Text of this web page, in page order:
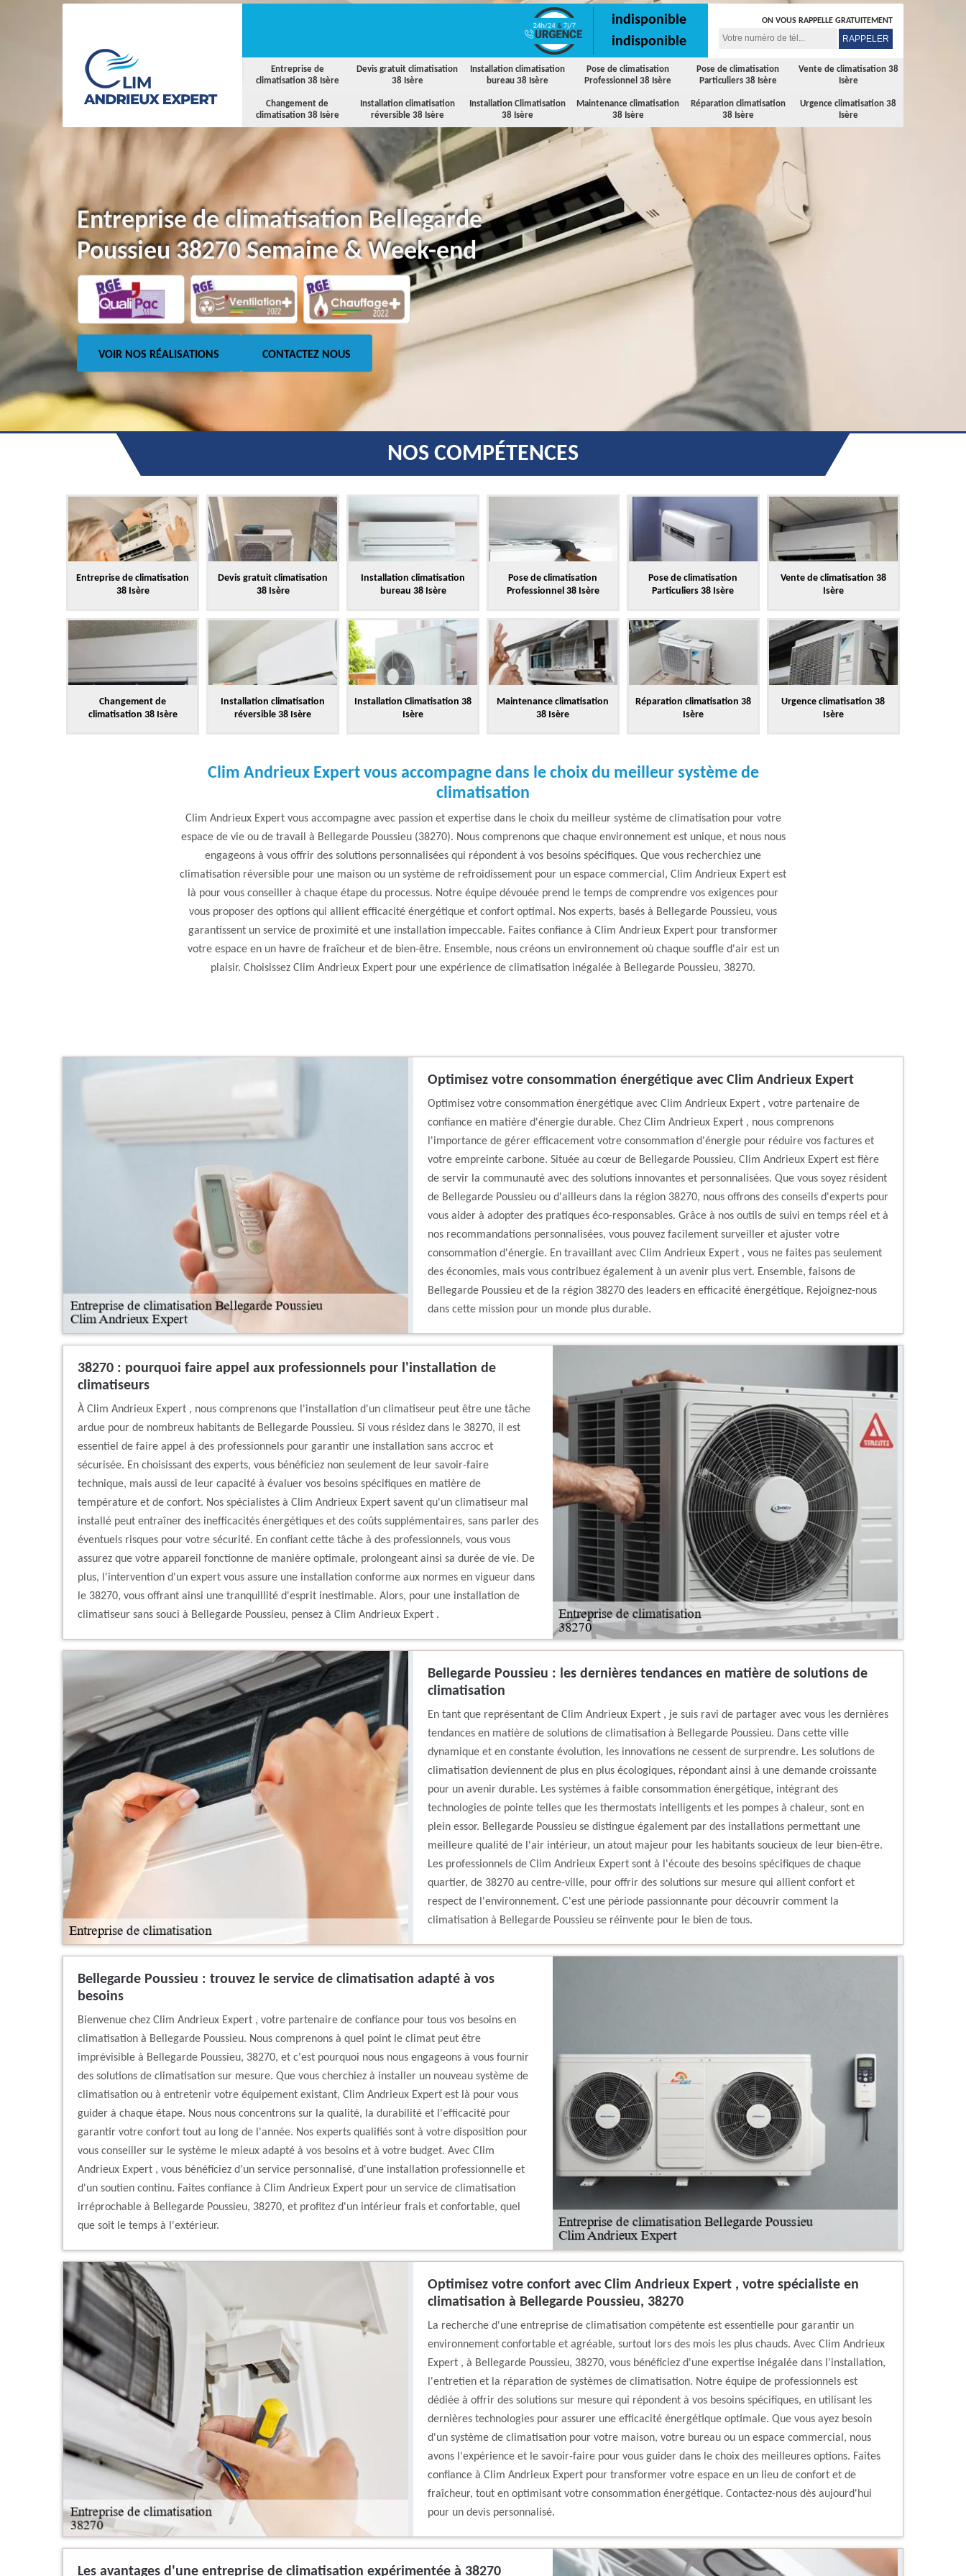
Entreprise de
climatisation 38 Isère
Devis gratuit climatisation
38 Isère
Installation climatisation
bureau 38 Isère
Pose de climatisation
Professionnel 38 Isère
Pose de climatisation
Particuliers 38 Isère
Vente de climatisation 38
Isère
Changement de
climatisation 38 Isère
Installation climatisation
réversible 38 Isère
Installation Climatisation
38 Isère
Maintenance climatisation
38 Isère
Réparation climatisation
38 Isère
Urgence climatisation 38
Isère
indisponible
indisponible
ON VOUS RAPPELLE GRATUITEMENT
Entreprise de climatisation Bellegarde
Poussieu 38270 Semaine & Week-end
VOIR NOS RÉALISATIONS CONTACTEZ NOUS
NOS COMPÉTENCES
Entreprise de climatisation
38 Isère
Devis gratuit climatisation
38 Isère
Installation climatisation
bureau 38 Isère
Pose de climatisation
Professionnel 38 Isère
Pose de climatisation
Particuliers 38 Isère
Vente de climatisation 38
Isère
Changement de
climatisation 38 Isère
Installation climatisation
réversible 38 Isère
Installation Climatisation 38
Isère
Maintenance climatisation
38 Isère
Réparation climatisation 38
Isère
Urgence climatisation 38
Isère
Clim Andrieux Expert vous accompagne dans le choix du meilleur système de
climatisation
Clim Andrieux Expert vous accompagne avec passion et expertise dans le choix du meilleur système de climatisation pour votre
espace de vie ou de travail à Bellegarde Poussieu (38270). Nous comprenons que chaque environnement est unique, et nous nous
engageons à vous offrir des solutions personnalisées qui répondent à vos besoins spécifiques. Que vous recherchiez une
climatisation réversible pour une maison ou un système de refroidissement pour un espace commercial, Clim Andrieux Expert est
là pour vous conseiller à chaque étape du processus. Notre équipe dévouée prend le temps de comprendre vos exigences pour
vous proposer des options qui allient efficacité énergétique et confort optimal. Nos experts, basés à Bellegarde Poussieu, vous
garantissent un service de proximité et une installation impeccable. Faites confiance à Clim Andrieux Expert pour transformer
votre espace en un havre de fraîcheur et de bien-être. Ensemble, nous créons un environnement où chaque souffle d'air est un
plaisir. Choisissez Clim Andrieux Expert pour une expérience de climatisation inégalée à Bellegarde Poussieu, 38270.
Optimisez votre consommation énergétique avec Clim Andrieux Expert
Optimisez votre consommation énergétique avec Clim Andrieux Expert , votre partenaire de
confiance en matière d'énergie durable. Chez Clim Andrieux Expert , nous comprenons
l'importance de gérer efficacement votre consommation d'énergie pour réduire vos factures et
votre empreinte carbone. Située au cœur de Bellegarde Poussieu, Clim Andrieux Expert est fière
de servir la communauté avec des solutions innovantes et personnalisées. Que vous soyez résident
de Bellegarde Poussieu ou d'ailleurs dans la région 38270, nous offrons des conseils d'experts pour
vous aider à adopter des pratiques éco-responsables. Grâce à nos outils de suivi en temps réel et à
nos recommandations personnalisées, vous pouvez facilement surveiller et ajuster votre
consommation d'énergie. En travaillant avec Clim Andrieux Expert , vous ne faites pas seulement
des économies, mais vous contribuez également à un avenir plus vert. Ensemble, faisons de
Bellegarde Poussieu et de la région 38270 des leaders en efficacité énergétique. Rejoignez-nous
dans cette mission pour un monde plus durable.
38270 : pourquoi faire appel aux professionnels pour l'installation de
climatiseurs
À Clim Andrieux Expert , nous comprenons que l'installation d'un climatiseur peut être une tâche
ardue pour de nombreux habitants de Bellegarde Poussieu. Si vous résidez dans le 38270, il est
essentiel de faire appel à des professionnels pour garantir une installation sans accroc et
sécurisée. En choisissant des experts, vous bénéficiez non seulement de leur savoir-faire
technique, mais aussi de leur capacité à évaluer vos besoins spécifiques en matière de
température et de confort. Nos spécialistes à Clim Andrieux Expert savent qu'un climatiseur mal
installé peut entraîner des inefficacités énergétiques et des coûts supplémentaires, sans parler des
éventuels risques pour votre sécurité. En confiant cette tâche à des professionnels, vous vous
assurez que votre appareil fonctionne de manière optimale, prolongeant ainsi sa durée de vie. De
plus, l'intervention d'un expert vous assure une installation conforme aux normes en vigueur dans
le 38270, vous offrant ainsi une tranquillité d'esprit inestimable. Alors, pour une installation de
climatiseur sans souci à Bellegarde Poussieu, pensez à Clim Andrieux Expert .
Bellegarde Poussieu : les dernières tendances en matière de solutions de
climatisation
En tant que représentant de Clim Andrieux Expert , je suis ravi de partager avec vous les dernières
tendances en matière de solutions de climatisation à Bellegarde Poussieu. Dans cette ville
dynamique et en constante évolution, les innovations ne cessent de surprendre. Les solutions de
climatisation deviennent de plus en plus écologiques, répondant ainsi à une demande croissante
pour un avenir durable. Les systèmes à faible consommation énergétique, intégrant des
technologies de pointe telles que les thermostats intelligents et les pompes à chaleur, sont en
plein essor. Bellegarde Poussieu se distingue également par des installations permettant une
meilleure qualité de l'air intérieur, un atout majeur pour les habitants soucieux de leur bien-être.
Les professionnels de Clim Andrieux Expert sont à l'écoute des besoins spécifiques de chaque
quartier, de 38270 au centre-ville, pour offrir des solutions sur mesure qui allient confort et
respect de l'environnement. C'est une période passionnante pour découvrir comment la
climatisation à Bellegarde Poussieu se réinvente pour le bien de tous.
Bellegarde Poussieu : trouvez le service de climatisation adapté à vos
besoins
Bienvenue chez Clim Andrieux Expert , votre partenaire de confiance pour tous vos besoins en
climatisation à Bellegarde Poussieu. Nous comprenons à quel point le climat peut être
imprévisible à Bellegarde Poussieu, 38270, et c'est pourquoi nous nous engageons à vous fournir
des solutions de climatisation sur mesure. Que vous cherchiez à installer un nouveau système de
climatisation ou à entretenir votre équipement existant, Clim Andrieux Expert est là pour vous
guider à chaque étape. Nous nous concentrons sur la qualité, la durabilité et l'efficacité pour
garantir votre confort tout au long de l'année. Nos experts qualifiés sont à votre disposition pour
vous conseiller sur le système le mieux adapté à vos besoins et à votre budget. Avec Clim
Andrieux Expert , vous bénéficiez d'un service personnalisé, d'une installation professionnelle et
d'un soutien continu. Faites confiance à Clim Andrieux Expert pour un service de climatisation
irréprochable à Bellegarde Poussieu, 38270, et profitez d'un intérieur frais et confortable, quel
que soit le temps à l'extérieur.
Optimisez votre confort avec Clim Andrieux Expert , votre spécialiste en
climatisation à Bellegarde Poussieu, 38270
La recherche d'une entreprise de climatisation compétente est essentielle pour garantir un
environnement confortable et agréable, surtout lors des mois les plus chauds. Avec Clim Andrieux
Expert , à Bellegarde Poussieu, 38270, vous bénéficiez d'une expertise inégalée dans l'installation,
l'entretien et la réparation de systèmes de climatisation. Notre équipe de professionnels est
dédiée à offrir des solutions sur mesure qui répondent à vos besoins spécifiques, en utilisant les
dernières technologies pour assurer une efficacité énergétique optimale. Que vous ayez besoin
d'un système de climatisation pour votre maison, votre bureau ou un espace commercial, nous
avons l'expérience et le savoir-faire pour vous guider dans le choix des meilleures options. Faites
confiance à Clim Andrieux Expert pour transformer votre espace en un lieu de confort et de
fraîcheur, tout en optimisant votre consommation énergétique. Contactez-nous dès aujourd'hui
pour un devis personnalisé.
Les avantages d'une entreprise de climatisation expérimentée à 38270